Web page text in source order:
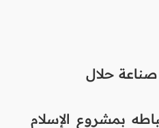
حلال
بمشروع الإسلام